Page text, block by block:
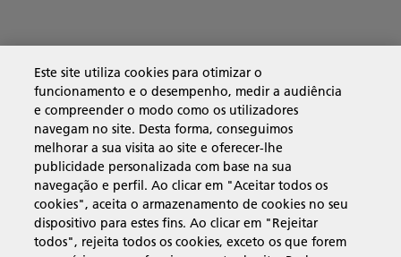
Soluções empresariais
Produtos e serviços
Assistência e contacto
Recursos
Este site utiliza cookies para otimizar o
funcionamento e o desempenho, medir a audiência
e compreender o modo como os utilizadores
navegam no site. Desta forma, conseguimos
melhorar a sua visita ao site e oferecer-lhe
publicidade personalizada com base na sua
navegação e perfil. Ao clicar em "Aceitar todos os
cookies", aceita o armazenamento de cookies no seu
dispositivo para estes fins. Ao clicar em "Rejeitar
todos", rejeita todos os cookies, exceto os que forem